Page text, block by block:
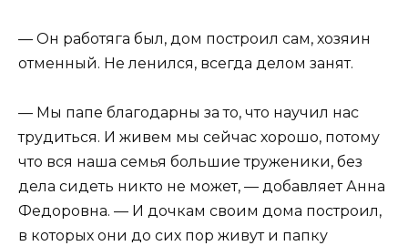
— Он работяга был, дом построил сам, хозяин
отменный. Не ленился, всегда делом занят.
— Мы папе благодарны за то, что научил нас
трудиться. И живем мы сейчас хорошо, потому
что вся наша семья большие труженики, без
дела сидеть никто не может, — добавляет Анна
Федоровна. — И дочкам своим дома построил,
в которых они до сих пор живут и папку